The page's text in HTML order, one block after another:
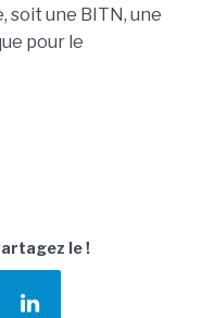
soit une BITN, une
pour le
le !